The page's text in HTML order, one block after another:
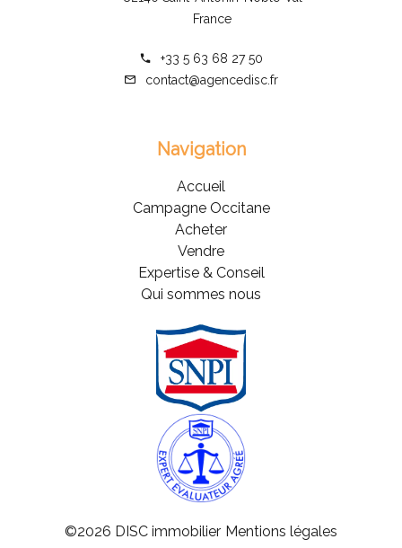
France
+33 5 63 68 27 50
contact@agencedisc.fr
Navigation
Accueil
Campagne Occitane
Acheter
Vendre
Expertise & Conseil
Qui sommes nous
©2026 DISC immobilier Mentions légales